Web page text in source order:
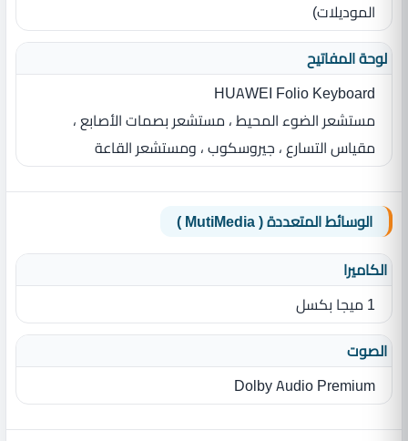
الموديلات)
لوحة المفاتيح
HUAWEI Folio Keyboard
مستشعر الضوء المحيط ، مستشعر بصمات الأصابع ،
مقياس التسارع ، جيروسكوب ، ومستشعر القاعة
الوسائط المتعددة ( MutiMedia )
الكاميرا
1 ميجا بكسل
الصوت
Dolby Audio Premium